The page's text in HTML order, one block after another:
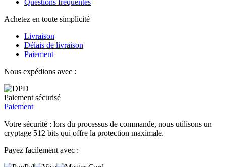
Achetez en toute simplicité
Livraison
Délais de livraison
Paiement
Nous expédions avec :
Paiement sécurisé
Paiement
Votre sécurité : lors du processus de commande, nous utilisons un
cryptage 512 bits qui offre la protection maximale.
Payez facilement avec :